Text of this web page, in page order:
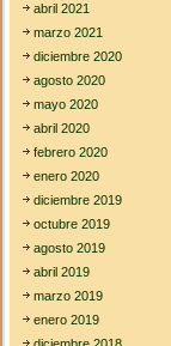
abril 2021
marzo 2021
diciembre 2020
agosto 2020
mayo 2020
abril 2020
febrero 2020
enero 2020
diciembre 2019
octubre 2019
agosto 2019
abril 2019
marzo 2019
enero 2019